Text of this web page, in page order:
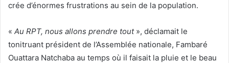
crée d’énormes frustrations au sein de la population.
« Au RPT, nous allons prendre tout», déclamait le
tonitruant président de l’Assemblée nationale, Fambaré
Ouattara Natchaba au temps où il faisait la pluie et le beau